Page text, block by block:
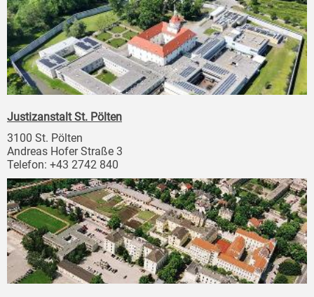
Justizanstalt St. Pölten
3100 St. Pölten
Andreas Hofer Straße 3
Telefon: +43 2742 840